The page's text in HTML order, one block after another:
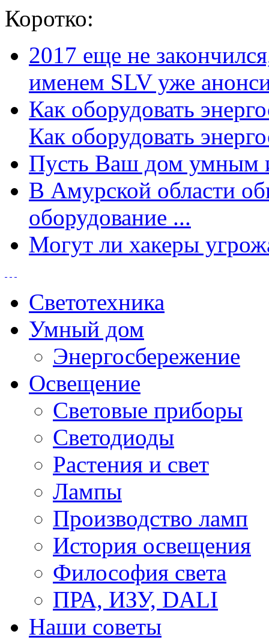
Коротко:
2017 еще не
именем SLV уже
Как оборудовать
Как оборудовать
Пусть Ваш дом умным
В Амурской области
оборудование ...
Могут ли хакеры
Светотехника
Умный дом
Энергосбережение
Освещение
Световые приборы
Светодиоды
Растения и свет
Лампы
Производство ламп
История освещения
Философия света
ПРА, ИЗУ, DALI
Наши советы